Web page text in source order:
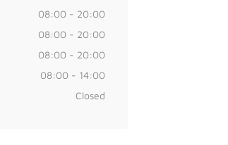
08:00 - 20:00
08:00 - 20:00
08:00 - 20:00
08:00 - 14:00
Closed